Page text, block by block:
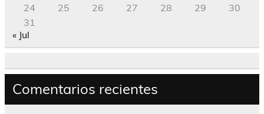
24
25 26 27 28 29
30
31
« Jul
Comentarios recientes